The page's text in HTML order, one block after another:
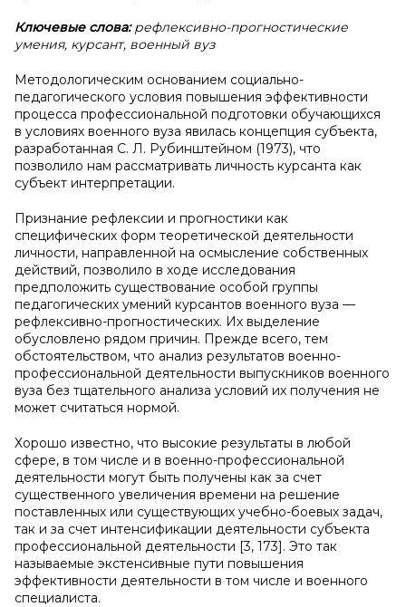
Ключевые слова:рефлексивно-прогностические
умения, курсант, военный вуз
Методологическим основанием социально-
педагогического условия повышения эффективности
процесса профессиональной подготовки обучающихся
в условиях военного вуза явилась концепция субъекта,
разработанная С. Л. Рубинштейном (1973), что
позволило нам рассматривать личность курсанта как
субъект интерпретации.
Признание рефлексии и прогностики как
специфических форм теоретической деятельности
личности, направленной на осмысление собственных
действий, позволило в ходе исследования
предположить существование особой группы
педагогических умений курсантов военного вуза —
рефлексивно-прогностических. Их выделение
обусловлено рядом причин. Прежде всего, тем
обстоятельством, что анализ результатов военно-
профессиональной деятельности выпускников военного
вуза без тщательного анализа условий их получения не
может считаться нормой.
Хорошо известно, что высокие результаты в любой
сфере, в том числе и в военно-профессиональной
деятельности могут быть получены как за счет
существенного увеличения времени на решение
поставленных или существующих учебно-боевых задач,
так и за счет интенсификации деятельности субъекта
профессиональной деятельности [3, 173]. Это так
называемые экстенсивные пути повышения
эффективности деятельности в том числе и военного
специалиста.